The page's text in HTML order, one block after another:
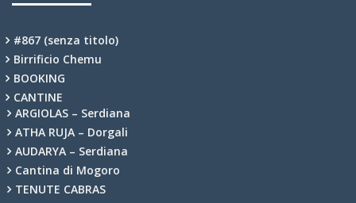
#867 (senza titolo)
Birrificio Chemu
BOOKING
CANTINE
ARGIOLAS – Serdiana
ATHA RUJA – Dorgali
AUDARYA – Serdiana
Cantina di Mogoro
TENUTE CABRAS